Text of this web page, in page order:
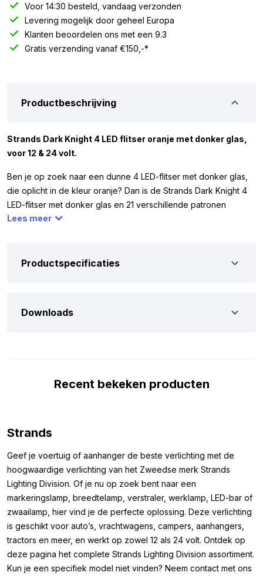
Voor 14:30 besteld, vandaag verzonden
Levering mogelijk door geheel Europa
Klanten beoordelen ons met een 9.3
Gratis verzending vanaf €150,-*
Productbeschrijving
Strands Dark Knight 4 LED flitser oranje met donker glas,
voor 12 & 24 volt.
Ben je op zoek naar een dunne 4 LED-flitser met donker glas,
die oplicht in de kleur oranje? Dan is de Strands Dark Knight 4
LED-flitser met donker glas en 21 verschillende patronen
misschien dé lamp die je zoekt. Deze flitser is eenvoudig op
zichtbare verlichting. De Dark Knight LED-flitser oranje werkt op
die je zoekt. De LED-waarschuwingslamp is voorzien van het
IP67/IP69K-keurmerken, wat aangeeft dat hij volledig stof- en
waterdicht is. Ter bescherming van de lak wordt de lamp
geleverd met een schuimplaatje, dat je tussen het voertuig en
de flitser kunt plaatsen om kans op lakschade te verminderen.
Afmetingen:
Om er zeker van te zijn dat je de LED-waarschuwingslamp kunt
monteren waar je wilt, hebben we hieronder de afmetingen
genoteerd. De afmetingen van de platte Strands Dark Knight 4
LED-flitser met donker glas en oranje LED’s zijn als volgt:
Lees meer
Productspecificaties
Downloads
Recent bekeken producten
Strands
Geef je voertuig of aanhanger de beste verlichting met de
hoogwaardige verlichting van het Zweedse merk Strands
Lighting Division. Of je nu op zoek bent naar een
markeringslamp, breedtelamp, verstraler, werklamp, LED-bar of
zwaailamp, hier vind je de perfecte oplossing. Deze verlichting
is geschikt voor auto’s, vrachtwagens, campers, aanhangers,
tractors en meer, en werkt op zowel 12 als 24 volt. Ontdek op
deze pagina het complete Strands Lighting Division assortiment.
Kun je een specifiek model niet vinden? Neem contact met ons